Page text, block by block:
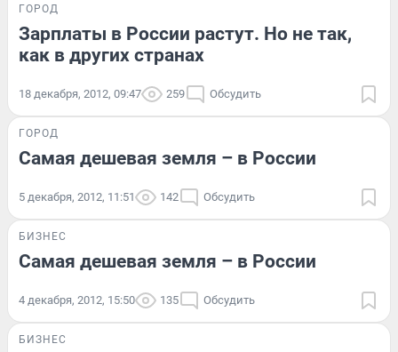
ГОРОД
Зарплаты в России растут. Но не так,
как в других странах
18 декабря, 2012, 09:47 259 Обсудить
ГОРОД
Самая дешевая земля – в России
5 декабря, 2012, 11:51 142 Обсудить
БИЗНЕС
Самая дешевая земля – в России
4 декабря, 2012, 15:50 135 Обсудить
БИЗНЕС